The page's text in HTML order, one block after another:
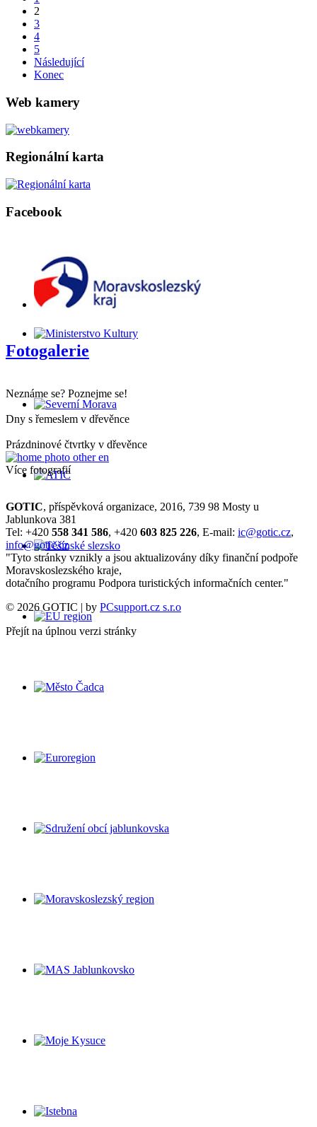
2
3
4
5
Následující
Konec
Web kamery
Regionální karta
Facebook
Fotogalerie
Neznáme se? Poznejme se!
Dny s řemeslem v dřevěnce
Prázdninové čtvrtky v dřevěnce
Více fotografií
GOTIC, příspěvková organizace, 2016, 739 98 Mosty u
Jablunkova 381
Tel: +420 558 341 586, +420 603 825 226, E-mail: ic@gotic.cz,
info@gotic.cz
"Tyto stránky vznikly a jsou aktualizovány díky finanční podpoře
Moravskoslezského kraje,
dotačního programu Podpora turistických informačních center."
© 2026 GOTIC | by PCsupport.cz s.r.o
Přejít na úplnou verzi stránky